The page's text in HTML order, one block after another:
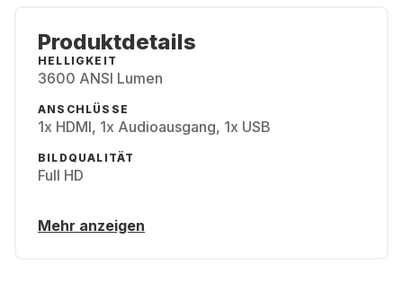
Produktdetails
HELLIGKEIT
3600 ANSI Lumen
ANSCHLÜSSE
1x HDMI, 1x Audioausgang, 1x USB
BILDQUALITÄT
Full HD
Mehr anzeigen